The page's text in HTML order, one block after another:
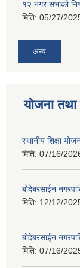
१२ नगर सभाको
मिति: 05/27/
अन्य
योजना तथा
स्थानीय शिक्षा
मिति: 07/16/
बोदेबरसाईन
मिति: 12/12/
बोदेबरसाईन
मिति: 07/16/